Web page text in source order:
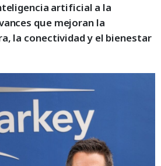
artificial a la
que mejoran la
la conectividad y el bienestar